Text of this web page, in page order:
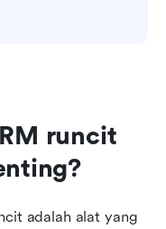
runcit
adalah alat yang